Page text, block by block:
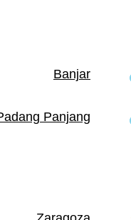
Banjar
Panjang